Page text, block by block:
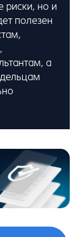
риски, но и
полезен
а